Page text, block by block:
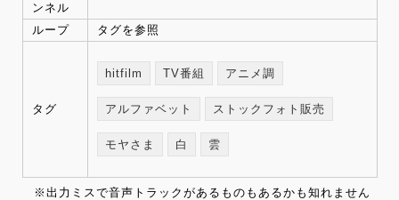
ンネル
ループ タグを参照
タグ
hitfilm TV番組 アニメ調
アルファベット ストックフォト販売
モヤさま 白 雲
※出力ミスで音声トラックがあるものもあるかも知れません